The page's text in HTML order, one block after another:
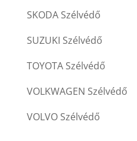
SKODA Szélvédő
SUZUKI Szélvédő
TOYOTA Szélvédő
VOLKWAGEN Szélvédő
VOLVO Szélvédő